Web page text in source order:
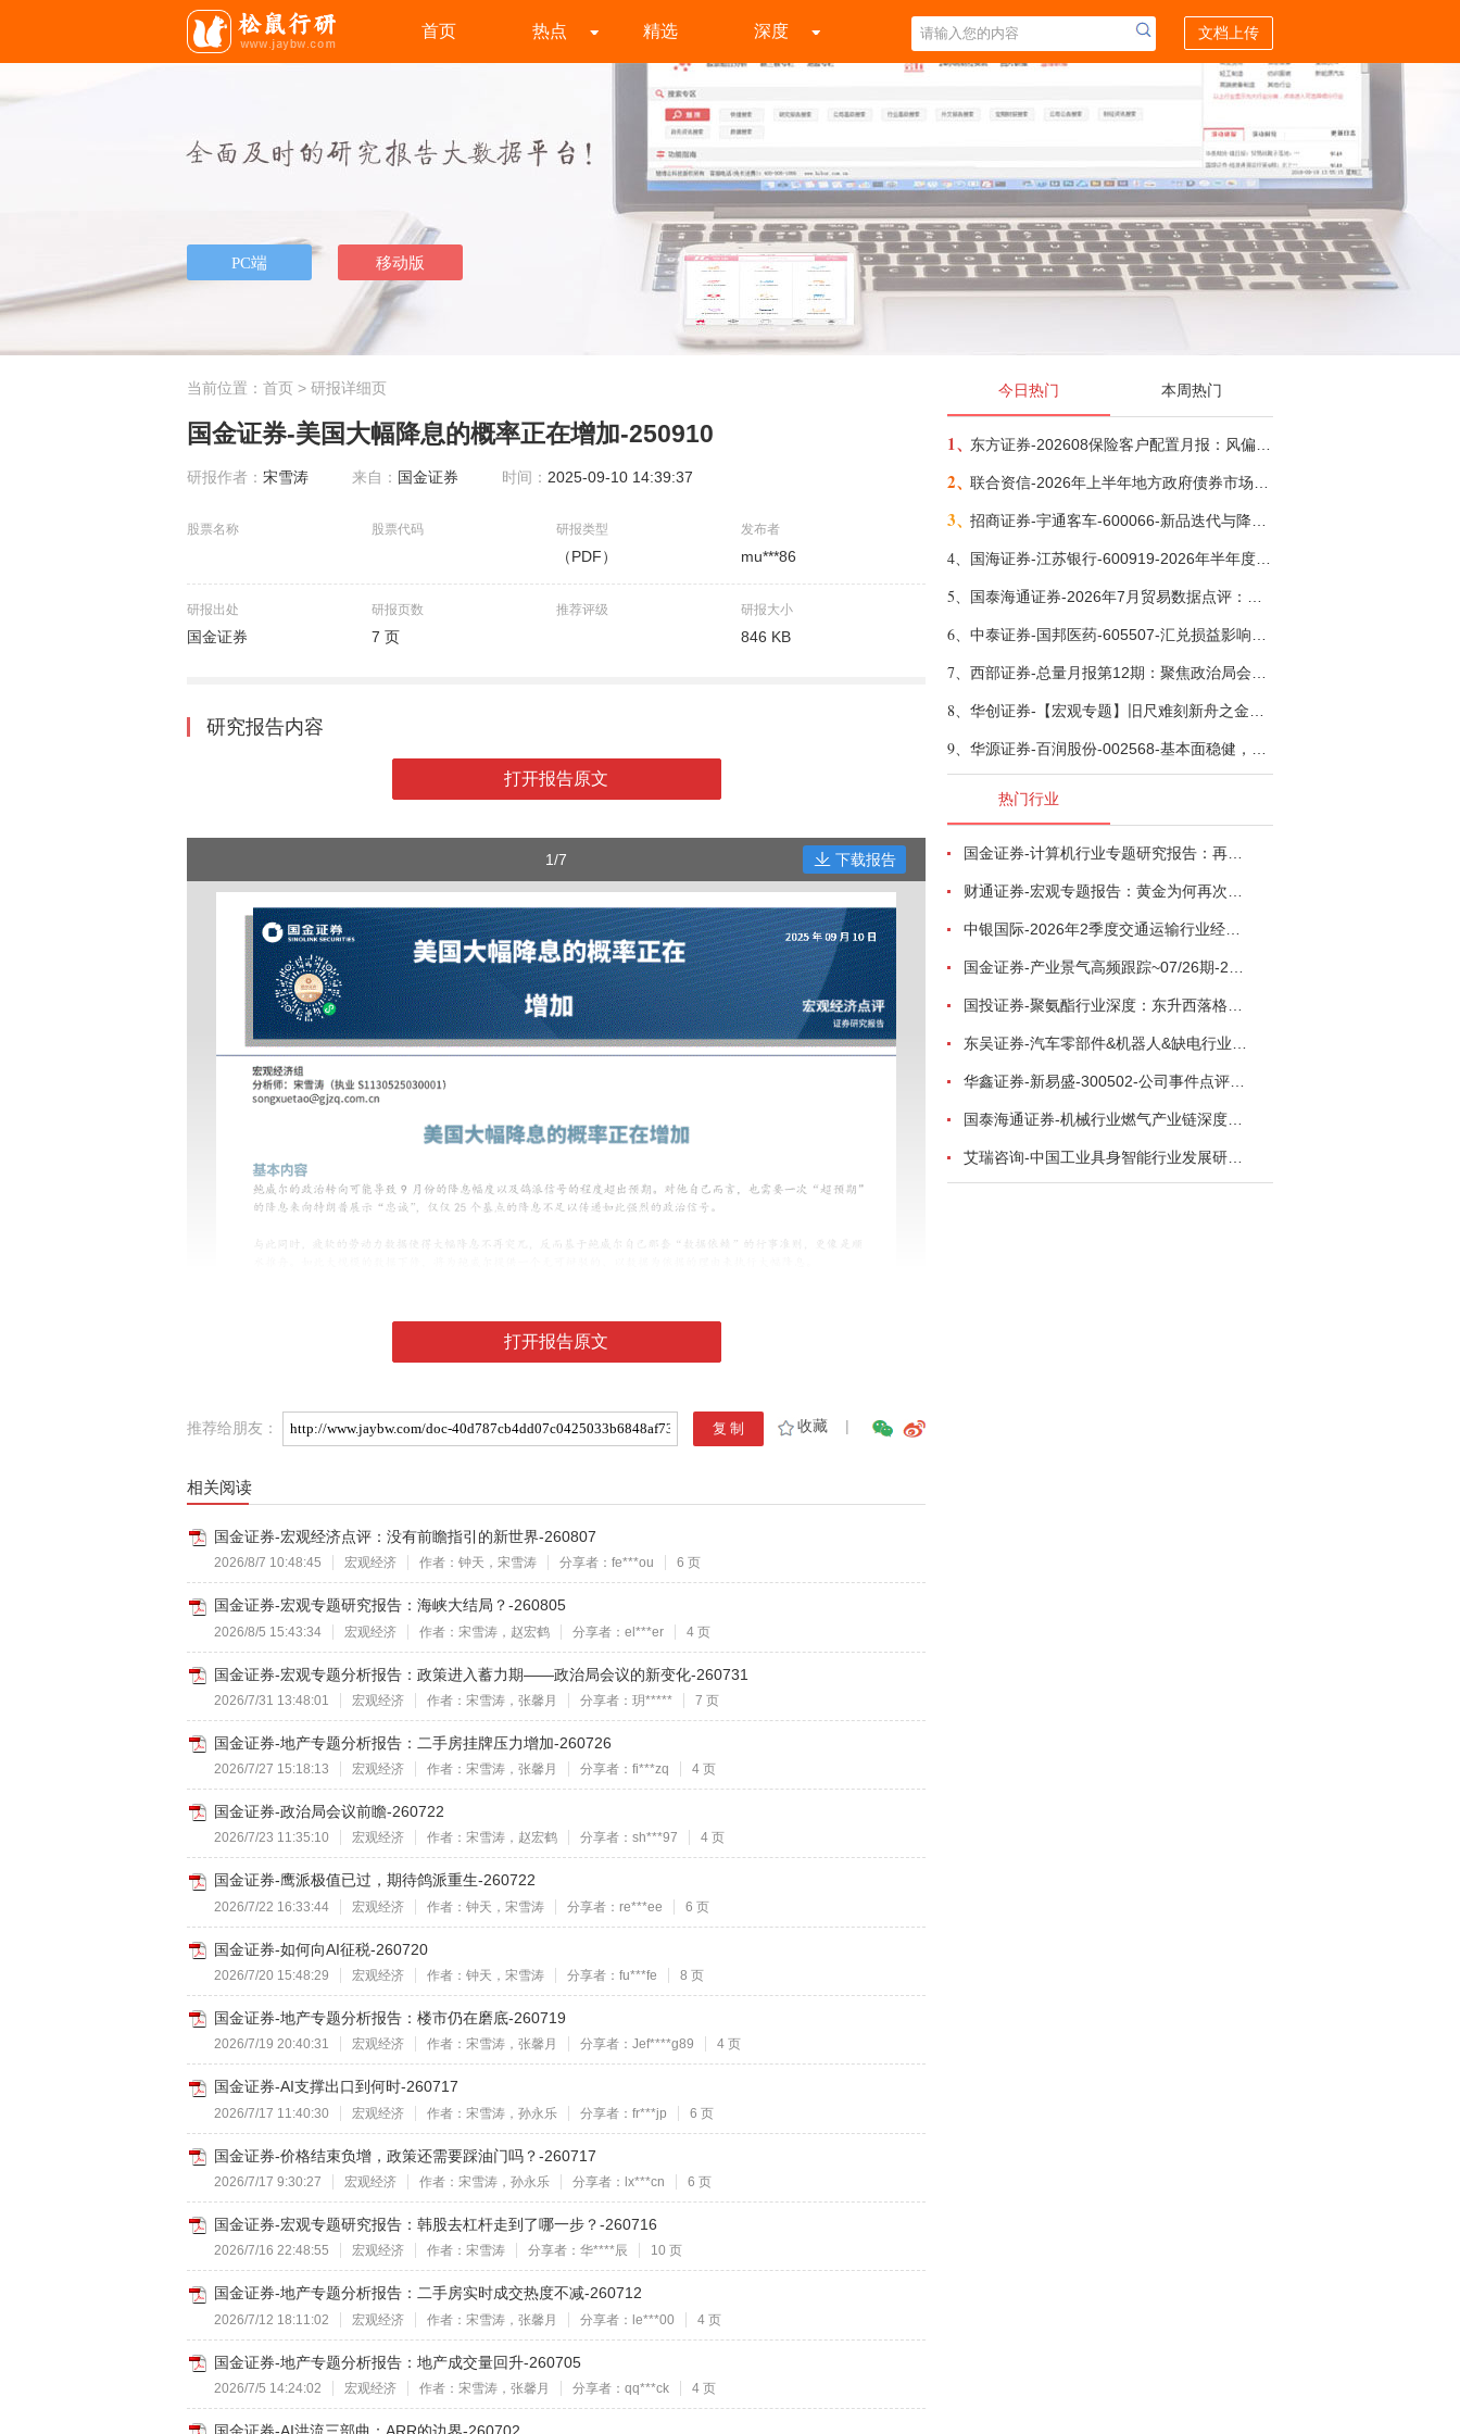
首页 热点 精选 深度 文档上传
当前位置： 首页 > 研报详细页
国金证券-美国大幅降息的概率正在增加-250910
研报作者： 宋雪涛 来自： 国金证券 时间： 2025-09-10 14:39:37
股票名称 股票代码 研报类型
（PDF）
发布者
mu***86
研报出处
国金证券
研报页数
7 页
推荐评级 研报大小
846 KB
研究报告内容
打开报告原文
1/7 下载报告
打开报告原文
推荐给朋友： 收藏 |
相关阅读
国金证券-宏观经济点评：没有前瞻指引的新世界-260807
2026/8/7 10:48:45 宏观经济 作者：钟天，宋雪涛 分享者：fe***ou 6 页
国金证券-宏观专题研究报告：海峡大结局？-260805
2026/8/5 15:43:34 宏观经济 作者：宋雪涛，赵宏鹤 分享者：el***er 4 页
国金证券-宏观专题分析报告：政策进入蓄力期——政治局会议的新变化-260731
2026/7/31 13:48:01 宏观经济 作者：宋雪涛，张馨月 分享者：玥***** 7 页
国金证券-地产专题分析报告：二手房挂牌压力增加-260726
2026/7/27 15:18:13 宏观经济 作者：宋雪涛，张馨月 分享者：fi***zq 4 页
国金证券-政治局会议前瞻-260722
2026/7/23 11:35:10 宏观经济 作者：宋雪涛，赵宏鹤 分享者：sh***97 4 页
国金证券-鹰派极值已过，期待鸽派重生-260722
2026/7/22 16:33:44 宏观经济 作者：钟天，宋雪涛 分享者：re***ee 6 页
国金证券-如何向AI征税-260720
2026/7/20 15:48:29 宏观经济 作者：钟天，宋雪涛 分享者：fu***fe 8 页
国金证券-地产专题分析报告：楼市仍在磨底-260719
2026/7/19 20:40:31 宏观经济 作者：宋雪涛，张馨月 分享者：Jef****g89 4 页
国金证券-AI支撑出口到何时-260717
2026/7/17 11:40:30 宏观经济 作者：宋雪涛，孙永乐 分享者：fr***jp 6 页
国金证券-价格结束负增，政策还需要踩油门吗？-260717
2026/7/17 9:30:27 宏观经济 作者：宋雪涛，孙永乐 分享者：lx***cn 6 页
国金证券-宏观专题研究报告：韩股去杠杆走到了哪一步？-260716
2026/7/16 22:48:55 宏观经济 作者：宋雪涛 分享者：华****辰 10 页
国金证券-地产专题分析报告：二手房实时成交热度不减-260712
2026/7/12 18:11:02 宏观经济 作者：宋雪涛，张馨月 分享者：le***00 4 页
国金证券-地产专题分析报告：地产成交量回升-260705
2026/7/5 14:24:02 宏观经济 作者：宋雪涛，张馨月 分享者：qq***ck 4 页
今日热门 本周热门
1、
2、
3、
4、
5、
6、
7、
8、
9、
热门行业